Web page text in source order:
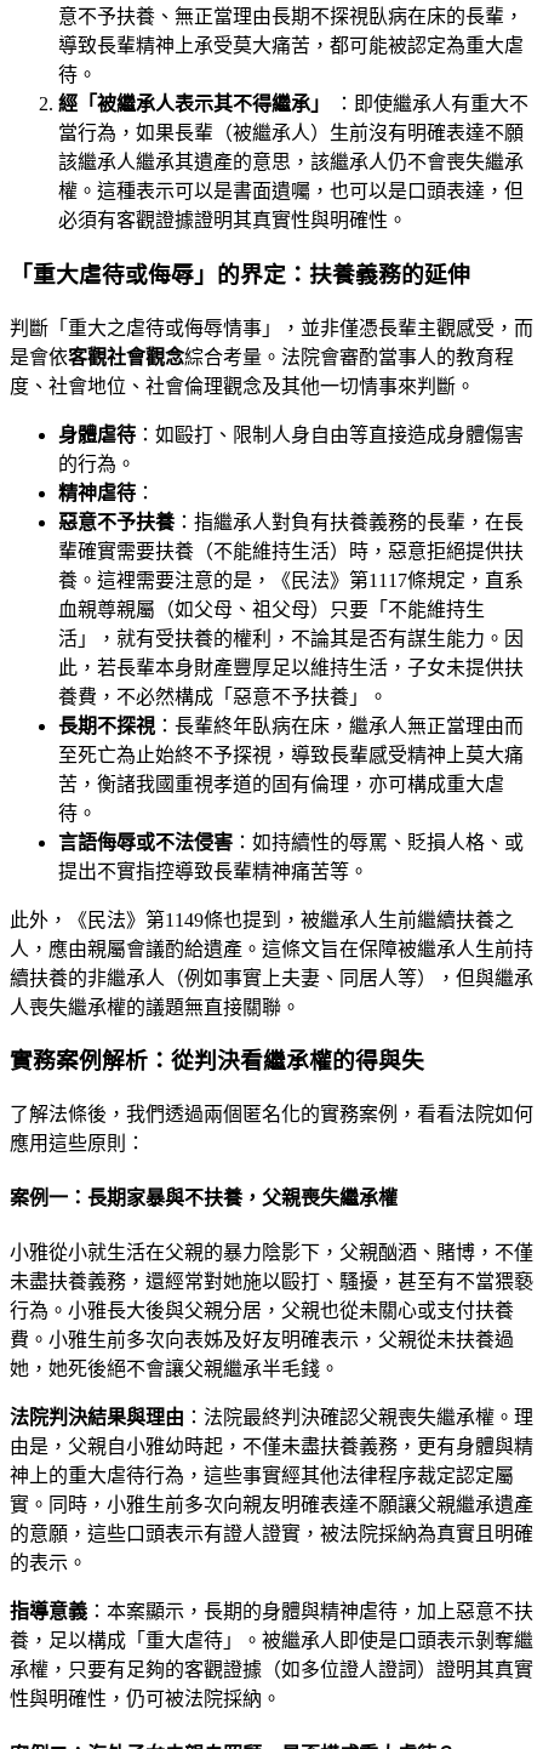
意不予扶養、無正當理由長期不探視臥病在床的長輩，
導致長輩精神上承受莫大痛苦，都可能被認定為重大虐
待。
經「被繼承人表示其不得繼承」
：即使繼承人有重大不
當行為，如果長輩（被繼承人）生前沒有明確表達不願
該繼承人繼承其遺產的意思，該繼承人仍不會喪失繼承
權。這種表示可以是書面遺囑，也可以是口頭表達，但
必須有客觀證據證明其真實性與明確性。
「重大虐待或侮辱」的界定：扶養義務的延伸
判斷「重大之虐待或侮辱情事」，並非僅憑長輩主觀感受，而
是會依客觀社會觀念綜合考量。法院會審酌當事人的教育程
度、社會地位、社會倫理觀念及其他一切情事來判斷。
身體虐待 ：如毆打、限制人身自由等直接造成身體傷害
的行為。
精神虐待 ：
惡意不予扶養 ：指繼承人對負有扶養義務的長輩，在長
輩確實需要扶養（不能維持生活）時，惡意拒絕提供扶
養。這裡需要注意的是，《民法》第1117條規定，直系
血親尊親屬（如父母、祖父母）只要「不能維持生
活」，就有受扶養的權利，不論其是否有謀生能力。因
此，若長輩本身財產豐厚足以維持生活，子女未提供扶
養費，不必然構成「惡意不予扶養」。
長期不探視 ：長輩終年臥病在床，繼承人無正當理由而
至死亡為止始終不予探視，導致長輩感受精神上莫大痛
苦，衡諸我國重視孝道的固有倫理，亦可構成重大虐
待。
言語侮辱或不法侵害 ：如持續性的辱罵、貶損人格、或
提出不實指控導致長輩精神痛苦等。
此外，《民法》第1149條也提到，被繼承人生前繼續扶養之
人，應由親屬會議酌給遺產。這條文旨在保障被繼承人生前持
續扶養的非繼承人（例如事實上夫妻、同居人等），但與繼承
人喪失繼承權的議題無直接關聯。
實務案例解析：從判決看繼承權的得與失
了解法條後，我們透過兩個匿名化的實務案例，看看法院如何
應用這些原則：
案例一：長期家暴與不扶養，父親喪失繼承權
小雅從小就生活在父親的暴力陰影下，父親酗酒、賭博，不僅
未盡扶養義務，還經常對她施以毆打、騷擾，甚至有不當猥褻
行為。小雅長大後與父親分居，父親也從未關心或支付扶養
費。小雅生前多次向表姊及好友明確表示，父親從未扶養過
她，她死後絕不會讓父親繼承半毛錢。
法院判決結果與理由 ：法院最終判決確認父親喪失繼承權。理
由是，父親自小雅幼時起，不僅未盡扶養義務，更有身體與精
神上的重大虐待行為，這些事實經其他法律程序裁定認定屬
實。同時，小雅生前多次向親友明確表達不願讓父親繼承遺產
的意願，這些口頭表示有證人證實，被法院採納為真實且明確
的表示。
指導意義 ：本案顯示，長期的身體與精神虐待，加上惡意不扶
養，足以構成「重大虐待」。被繼承人即使是口頭表示剝奪繼
承權，只要有足夠的客觀證據（如多位證人證詞）證明其真實
性與明確性，仍可被法院採納。